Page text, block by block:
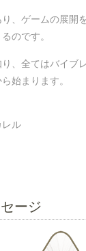
、ゲームの展開
のです。
、全てはバイブ
始まります。
レル
ージ